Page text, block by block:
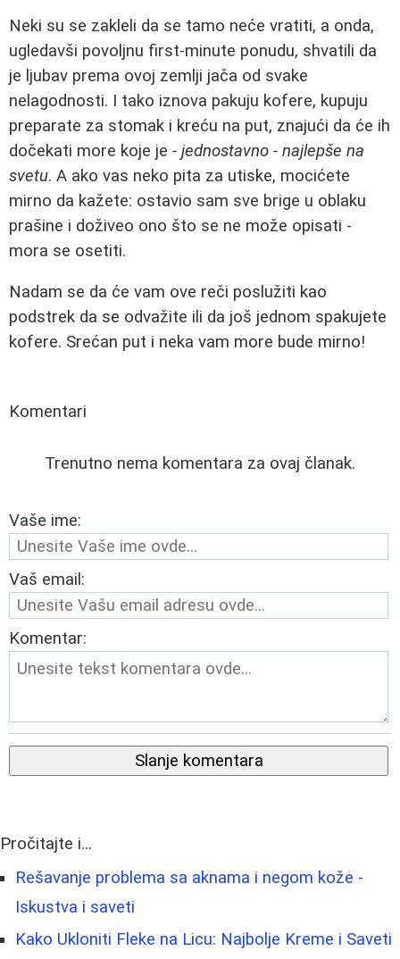
Neki su se zakleli da se tamo neće vratiti, a onda,
ugledavši povoljnu first-minute ponudu, shvatili da
je ljubav prema ovoj zemlji jača od svake
nelagodnosti. I tako iznova pakuju kofere, kupuju
preparate za stomak i kreću na put, znajući da će ih
dočekati more koje je - jednostavno - najlepše na
svetu. A ako vas neko pita za utiske, mocićete
mirno da kažete: ostavio sam sve brige u oblaku
prašine i doživeo ono što se ne može opisati -
mora se osetiti.
Nadam se da će vam ove reči poslužiti kao
podstrek da se odvažite ili da još jednom spakujete
kofere. Srećan put i neka vam more bude mirno!
Komentari
Trenutno nema komentara za ovaj članak.
Vaše ime:
Vaš email:
Komentar:
Slanje komentara
Pročitajte i...
Rešavanje problema sa aknama i negom kože -
Iskustva i saveti
Kako Ukloniti Fleke na Licu: Najbolje Kreme i Saveti